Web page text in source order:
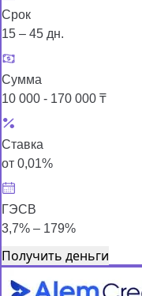
Срок
15 – 45 дн.
Сумма
10 000 - 170 000 ₸
Ставка
от 0,01%
ГЭСВ
3,7% – 179%
Получить деньги